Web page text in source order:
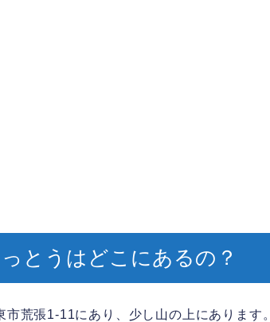
とうはどこにあるの？
荒張1‐11にあり、少し山の上にあります。